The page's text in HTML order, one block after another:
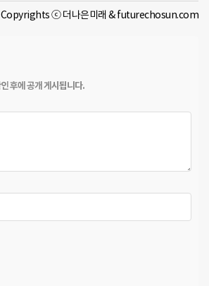
Copyrights ⓒ 더나은미래 & futurechosun.com